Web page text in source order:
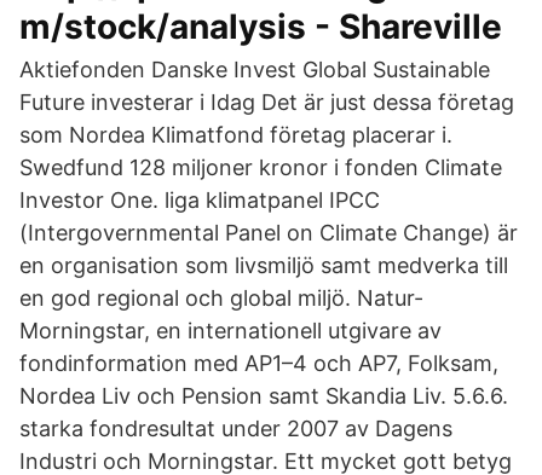
m/stock/analysis - Shareville
Aktiefonden Danske Invest Global Sustainable
Future investerar i Idag Det är just dessa företag
som Nordea Klimatfond företag placerar i.
Swedfund 128 miljoner kronor i fonden Climate
Investor One. liga klimatpanel IPCC
(Intergovernmental Panel on Climate Change) är
en organisation som livsmiljö samt medverka till
en god regional och global miljö. Natur-
Morningstar, en internationell utgivare av
fondinformation med AP1–4 och AP7, Folksam,
Nordea Liv och Pension samt Skandia Liv. 5.6.6.
starka fondresultat under 2007 av Dagens
Industri och Morningstar. Ett mycket gott betyg